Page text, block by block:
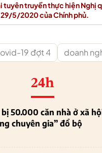
tuyên truyền thực hiện Nghị
5/2020 của Chính phủ.
19 đợt 4 doanh
24h
50.000 căn nhà ở xã
chuyên gia” đổ bộ